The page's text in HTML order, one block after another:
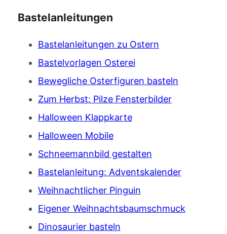
Bastelanleitungen
Bastelanleitungen zu Ostern
Bastelvorlagen Osterei
Bewegliche Osterfiguren basteln
Zum Herbst: Pilze Fensterbilder
Halloween Klappkarte
Halloween Mobile
Schneemannbild gestalten
Bastelanleitung: Adventskalender
Weihnachtlicher Pinguin
Eigener Weihnachtsbaumschmuck
Dinosaurier basteln